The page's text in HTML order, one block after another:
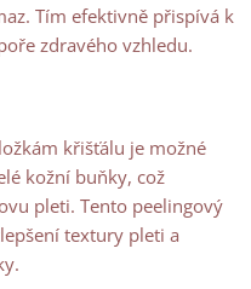
Tím efektivně přispívá k
zdravého vzhledu.
křišťálu je možné
kožní buňky, což
pleti. Tento peelingový
textury pleti a